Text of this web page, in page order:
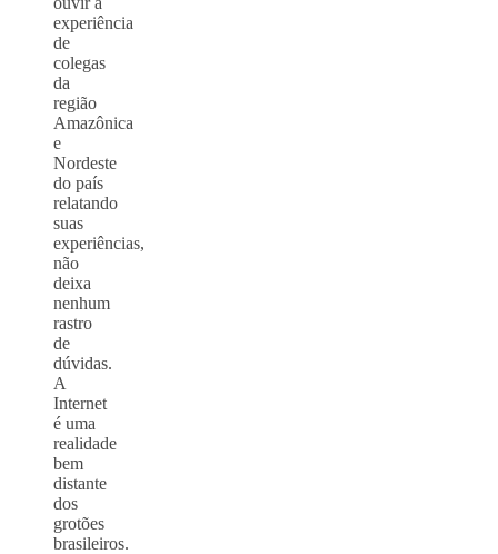
experiência
de
colegas
da
região
Amazônica
e
Nordeste
do país
relatando
suas
experiências,
não
deixa
nenhum
rastro
de
dúvidas.
A
Internet
é uma
realidade
bem
distante
dos
grotões
brasileiros.